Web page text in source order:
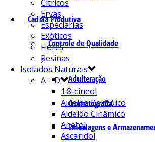
Cadeia Produtiva
Controle de Qualidade
Adulteração
Cromatografia
Embalagens e
Cítricos
Ervas
Especiarias
Exóticos
Flores
Resinas
Isolados Naturais
A – D
1.8-cineol
Aldeído Benzóico
Aldeído Cinâmico
Anetol
Ascaridol